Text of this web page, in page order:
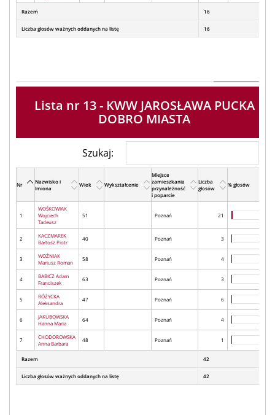
Razem 16
Liczba głosów ważnych oddanych na listę 16
Lista nr 13 - KWW JAROSŁAWA PUCKA
DOBRO MIASTA
Szukaj:
Nr
Nazwisko i
Imiona
Wiek Wykształcenie
Miejsce
zamieszkania
przynależność
i poparcie
Liczba
głosów
% głosów
1
WOŚKOWIAK
Wojciech
Tadeusz
51 Poznań 21
2
KACZMAREK
Bartosz Piotr
40 Poznań 3
3
WOŹNIAK
Mariusz Roman
58 Poznań 4
4
BABICZ Adam
Franciszek
63 Poznań 3
5
RÓŻYCKA
Aleksandra
47 Poznań 6
6
JAKUBOWSKA
Hanna Maria
64 Poznań 4
7
CHODOROWSKA
Anna Barbara
48 Poznań 1
Razem 42
Liczba głosów ważnych oddanych na listę 42